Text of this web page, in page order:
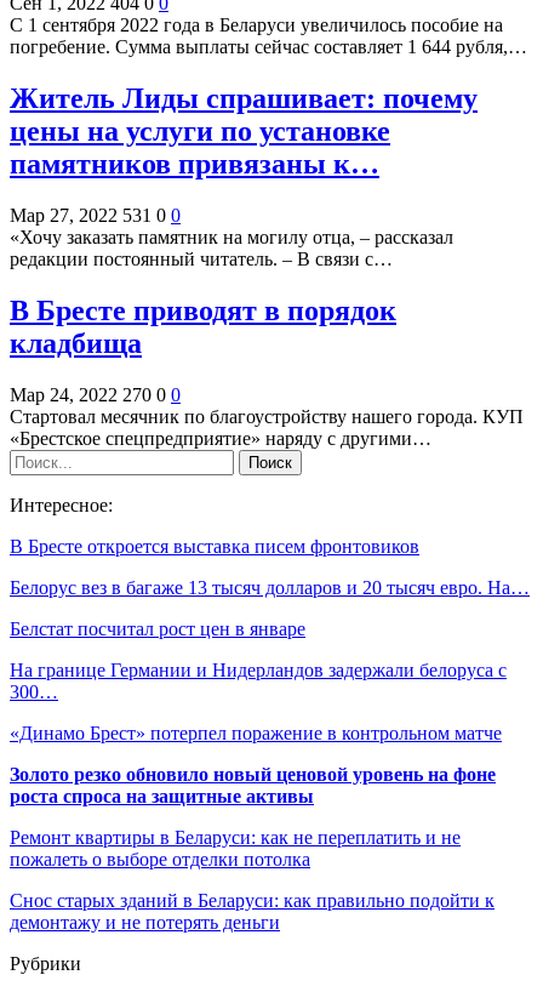
С 1 сентября 2022 года в Беларуси увеличилось пособие на
погребение. Сумма выплаты сейчас составляет 1 644 рубля,…
Житель Лиды спрашивает: почему
цены на услуги по установке
памятников привязаны к…
Мар 27, 2022 531 0 0
«Хочу заказать памятник на могилу отца, – рассказал
редакции постоянный читатель. – В связи с…
В Бресте приводят в порядок
кладбища
Мар 24, 2022 270 0 0
Стартовал месячник по благоустройству нашего города. КУП
«Брестское спецпредприятие» наряду с другими…
Интересное:
В Бресте откроется выставка писем фронтовиков
Белорус вез в багаже 13 тысяч долларов и 20 тысяч евро. На…
Белстат посчитал рост цен в январе
На границе Германии и Нидерландов задержали белоруса с
300…
«Динамо Брест» потерпел поражение в контрольном матче
Золото резко обновило новый ценовой уровень на фоне
роста спроса на защитные активы
Ремонт квартиры в Беларуси: как не переплатить и не
пожалеть о выборе отделки потолка
Снос старых зданий в Беларуси: как правильно подойти к
демонтажу и не потерять деньги
Рубрики